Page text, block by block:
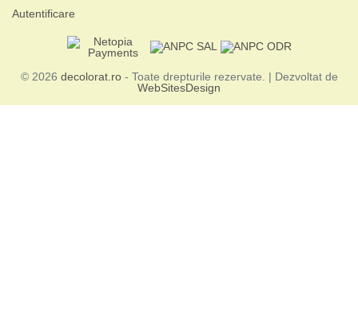
Autentificare
© 2026 decolorat.ro- Toate drepturile rezervate. | Dezvoltat de
WebSitesDesign